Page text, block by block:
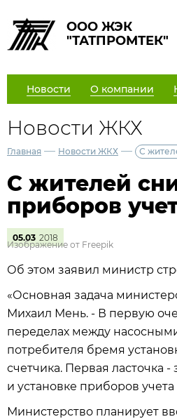
ООО ЖЭК
"ТАТПРОМТЕК"
Новости О компании
Новости ЖКХ
Главная — Новости ЖКХ — С
С жителей
приборов
05.03 2018
Изображение от Freepik
Об этом заявил министр
«Основная задача
Михаил Мень. - В первую
переделах между
потребителя бремя
счетчика. Первая ласточка
и установке приборов
Министерство планирует